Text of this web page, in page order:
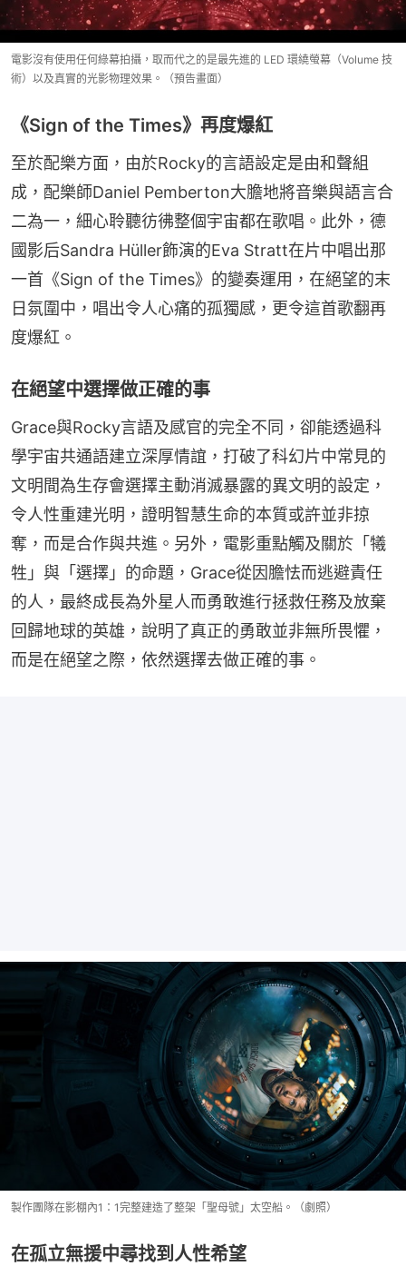
電影沒有使用任何綠幕拍攝，取而代之的是最先進的 LED 環繞螢幕（Volume 技
術）以及真實的光影物理效果。（預告畫面）
《Sign of the Times》再度爆紅
至於配樂方面，由於Rocky的言語設定是由和聲組
成，配樂師Daniel Pemberton大膽地將音樂與語言合
二為一，細心聆聽彷彿整個宇宙都在歌唱。此外，德
國影后Sandra Hüller飾演的Eva Stratt在片中唱出那
一首《Sign of the Times》的變奏運用，在絕望的末
日氛圍中，唱出令人心痛的孤獨感，更令這首歌翻再
度爆紅。
在絕望中選擇做正確的事
Grace與Rocky言語及感官的完全不同，卻能透過科
學宇宙共通語建立深厚情誼，打破了科幻片中常見的
文明間為生存會選擇主動消滅暴露的異文明的設定，
令人性重建光明，證明智慧生命的本質或許並非掠
奪，而是合作與共進。另外，電影重點觸及關於「犧
牲」與「選擇」的命題，Grace從因膽怯而逃避責任
的人，最終成長為外星人而勇敢進行拯救任務及放棄
回歸地球的英雄，說明了真正的勇敢並非無所畏懼，
而是在絕望之際，依然選擇去做正確的事。
製作團隊在影棚內1：1完整建造了整架「聖母號」太空船。（劇照）
在孤立無援中尋找到人性希望